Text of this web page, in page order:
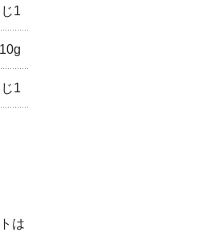
1
10g
1
は